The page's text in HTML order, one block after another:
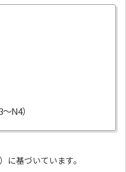
基づいています。